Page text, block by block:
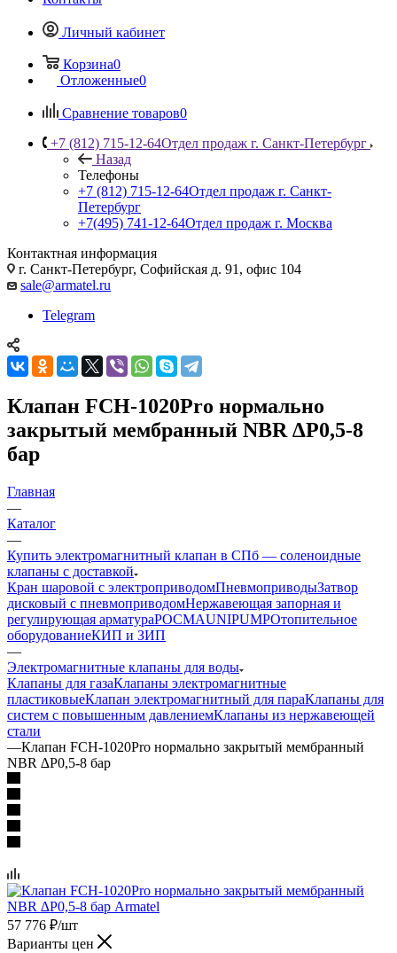
Личный кабинет
Корзина0
Отложенные0
Сравнение товаров0
+7 (812) 715-12-64Отдел продаж г. Санкт-Петербург
Назад
Телефоны
+7 (812) 715-12-64Отдел продаж г. Санкт-
Петербург
+7(495) 741-12-64Отдел продаж г. Москва
Контактная информация
г. Санкт-Петербург, Софийская д. 91, офис 104
sale@armatel.ru
Telegram
Клапан FCH-1020Pro нормально
закрытый мембранный NBR ∆P0,5-8
бар
Главная
—
Каталог
—
Купить электромагнитный клапан в СПб — соленоидные
клапаны с доставкой
Кран шаровой с электроприводомПневмоприводыЗатвор
дисковый с пневмоприводомНержавеющая запорная и
регулирующая арматураРОСМАUNIPUMPОтопительное
оборудованиеКИП и ЗИП
—
Электромагнитные клапаны для воды
Клапаны для газаКлапаны электромагнитные
пластиковыеКлапан электромагнитный для параКлапаны для
систем с повышенным давлениемКлапаны из нержавеющей
стали
—Клапан FCH-1020Pro нормально закрытый мембранный
NBR ∆P0,5-8 бар
57 776 ₽/шт
Варианты цен